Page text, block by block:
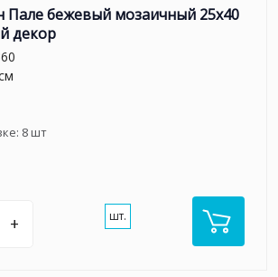
Пале бежевый мозаичный 25x40
декор
8шт
+ шт.